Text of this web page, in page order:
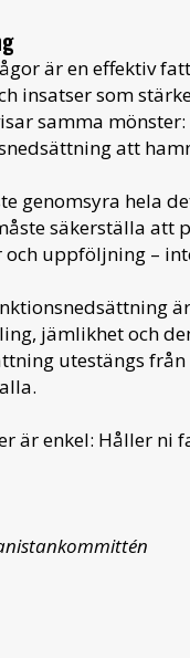
är en effektiv
insatser som
samma
att
genomsyra hela
säkerställa att
uppföljning –
jämlikhet och
utestängs
är enkel: Håller ni